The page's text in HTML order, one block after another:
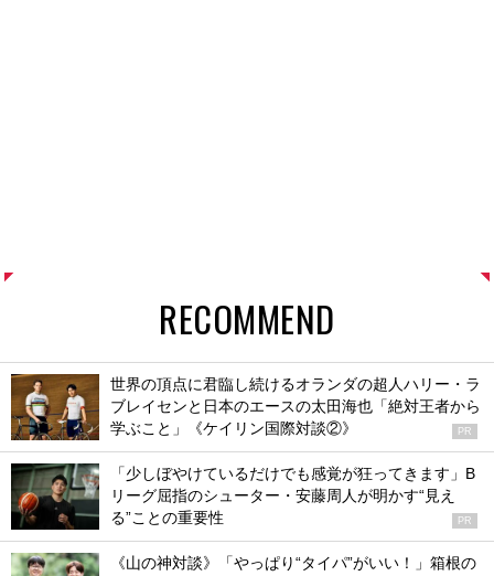
RECOMMEND
世界の頂点に君臨し続けるオランダの超人ハリー・ラ
ブレイセンと日本のエースの太田海也「絶対王者から
学ぶこと」《ケイリン国際対談②》
PR
「少しぼやけているだけでも感覚が狂ってきます」B
リーグ屈指のシューター・安藤周人が明かす“見え
る”ことの重要性
PR
《山の神対談》「やっぱり“タイパ”がいい！」箱根の